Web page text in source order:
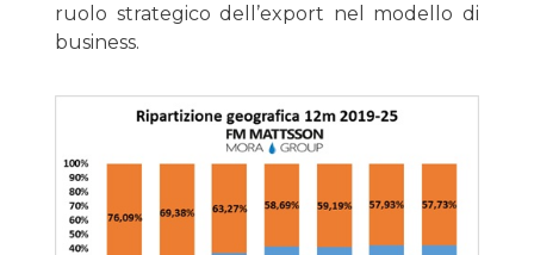
ruolo strategico dell’export nel modello di
business.